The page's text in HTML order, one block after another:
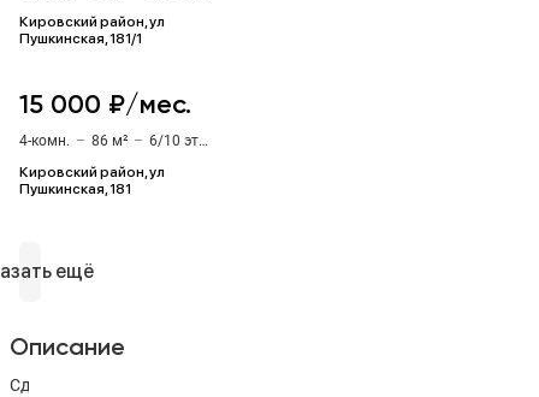
Описание
Сдается
Кировский район, ул
Пушкинская, 181/1
15 000 ₽/мес.
4-комн. – 86 м² –
6/10 этаж
Кировский район, ул
Пушкинская, 181
ещё